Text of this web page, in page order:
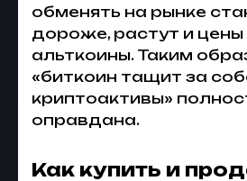
обменять на рынке
дороже, растут и цены
альткоины. Таким
«биткоин тащит за
криптоактивы»
оправдана.
Как купить и